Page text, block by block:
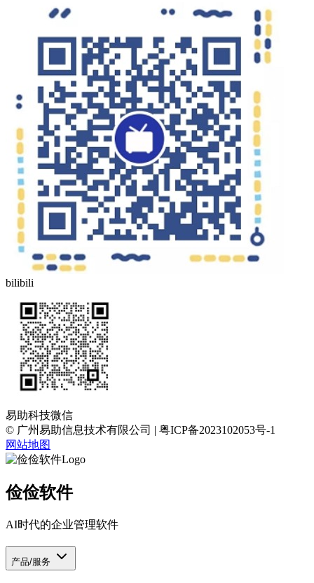
bilibili
易助科技微信
© 广州易助信息技术有限公司 | 粤ICP备2023102053号-1
网站地图
俭俭软件
AI时代的企业管理软件
产品/服务